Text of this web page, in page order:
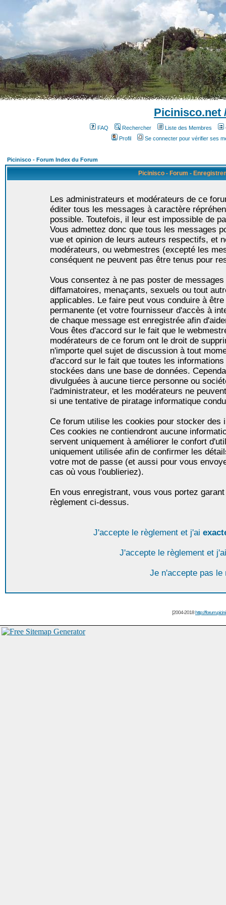
Picinisco.net
FAQ Rechercher Liste des Membres
Profil
Se connecter pour vérifier ses
Picinisco - Forum Index du Forum
Picinisco - Forum -
Les administrateurs et modérateurs de ce
éditer tous les messages à caractère
possible. Toutefois, il leur est impossible de
Vous admettez donc que tous les messages
vue et opinion de leurs auteurs respectifs, et
modérateurs, ou webmestres (excepté les
conséquent ne peuvent pas être tenus pour
Vous consentez à ne pas poster de
diffamatoires, menaçants, sexuels ou tout
applicables. Le faire peut vous conduire à
permanente (et votre fournisseur d'accès à
de chaque message est enregistrée afin
Vous êtes d'accord sur le fait que le
modérateurs de ce forum ont le droit de
n'importe quel sujet de discussion à tout
d'accord sur le fait que toutes les
stockées dans une base de données.
divulguées à aucune tierce personne ou
l'administrateur, et les modérateurs ne
si une tentative de piratage informatique
Ce forum utilise les cookies pour stocker des
Ces cookies ne contiendront aucune
servent uniquement à améliorer le confort
uniquement utilisée afin de confirmer les
votre mot de passe (et aussi pour vous
cas où vous l'oublieriez).
En vous enregistrant, vous vous portez
règlement ci-dessus.
J'accepte le règlement et j'ai
J'accepte le règlement et
Je n'accepte pas le
[2004-2018http://